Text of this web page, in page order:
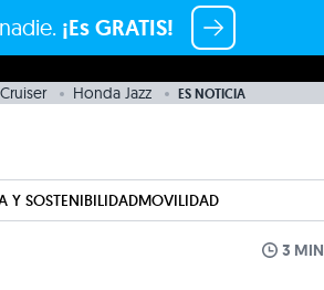
¡Es GRATIS!
Honda Jazz ES NOTICIA
Y SOSTENIBILIDADMOVILIDAD
3 MIN